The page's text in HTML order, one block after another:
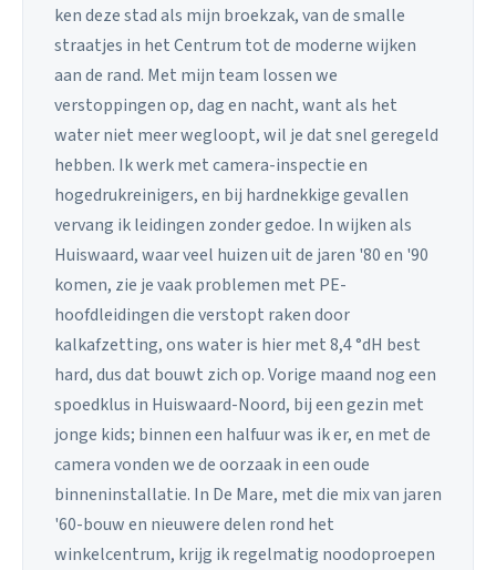
ken deze stad als mijn broekzak, van de smalle
straatjes in het Centrum tot de moderne wijken
aan de rand. Met mijn team lossen we
verstoppingen op, dag en nacht, want als het
water niet meer wegloopt, wil je dat snel geregeld
hebben. Ik werk met camera-inspectie en
hogedrukreinigers, en bij hardnekkige gevallen
vervang ik leidingen zonder gedoe. In wijken als
Huiswaard, waar veel huizen uit de jaren '80 en '90
komen, zie je vaak problemen met PE-
hoofdleidingen die verstopt raken door
kalkafzetting, ons water is hier met 8,4 °dH best
hard, dus dat bouwt zich op. Vorige maand nog een
spoedklus in Huiswaard-Noord, bij een gezin met
jonge kids; binnen een halfuur was ik er, en met de
camera vonden we de oorzaak in een oude
binneninstallatie. In De Mare, met die mix van jaren
'60-bouw en nieuwere delen rond het
winkelcentrum, krijg ik regelmatig noodoproepen